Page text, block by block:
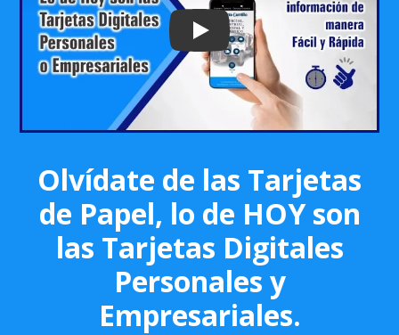
Play: Keynote (Google I/O '18)
Olvídate de las Tarjetas
de Papel, lo de HOY son
las Tarjetas Digitales
Personales y
Empresariales.